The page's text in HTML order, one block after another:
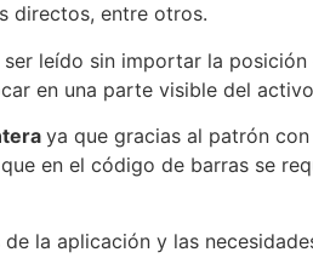
directos, entre otros.
leído sin importar la posición
en una parte visible del
ya que gracias al patrón
en el código de barras se
la aplicación y las